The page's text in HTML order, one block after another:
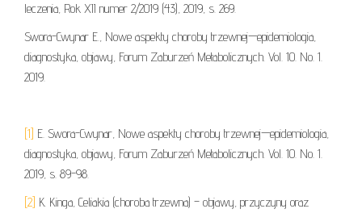
leczenia, Rok XII numer 2/2019 (43), 2019, s. 269.
Swora-Cwynar E., Nowe aspekty choroby trzewnej—epidemiologia,
diagnostyka, objawy, Forum Zaburzeń Metabolicznych. Vol. 10. No. 1.
2019.
[1] E. Swora-Cwynar, Nowe aspekty choroby trzewnej—epidemiologia,
diagnostyka, objawy, Forum Zaburzeń Metabolicznych. Vol. 10. No. 1.
2019, s. 89-98.
[2] K. Kinga, Celiakia (choroba trzewna) – objawy, przyczyny oraz